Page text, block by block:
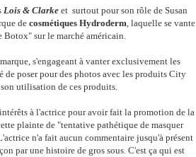
Lois & Clarke et surtout pour son rôle de Susan
de cosmétiques Hydroderm, laquelle se vante
Botox" sur le marché américain.
s'engageant à vanter exclusivement les
poser pour des photos avec les produits City
utilisation de ces produits.
à l'actrice pour avoir fait la promotion de la
plainte de "tentative pathétique de masquer
n'a fait aucun commentaire jusqu'à présent
par une histoire de gros sous. C'est ça qui est